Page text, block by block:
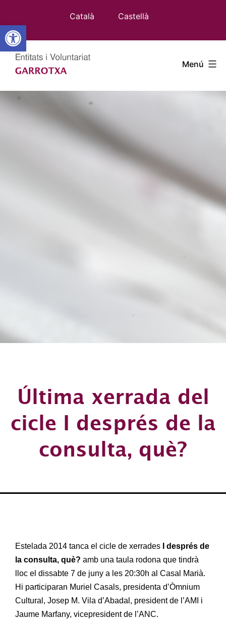
Obre la barra d'eines
al
contingut
Català Castellà
Menú
Última xerrada del
cicle I després de la
consulta, què?
Estelada 2014 tanca el cicle de xerrades
I després de
la consulta, què? amb una taula rodona que tindrà
lloc el dissabte 7 de juny a les 20:30h al Casal Marià.
Hi participaran Muriel Casals, presidenta d’Òmnium
Cultural, Josep M. Vila d’Abadal, president de l’AMI i
Jaume Marfany, vicepresident de l’ANC.